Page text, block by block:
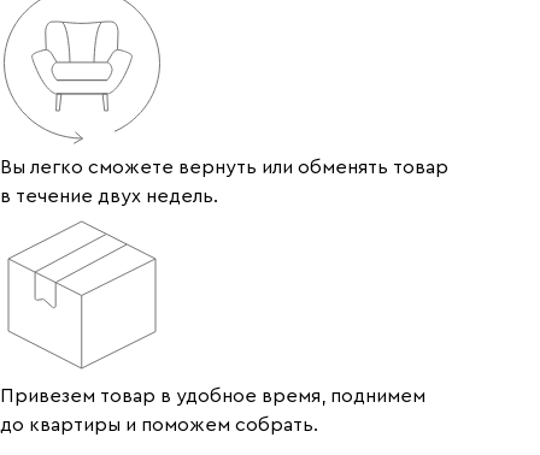
Вы легко сможете вернуть или обменять товар
в течение двух недель.
Привезем товар в удобное время, поднимем
до квартиры и поможем собрать.